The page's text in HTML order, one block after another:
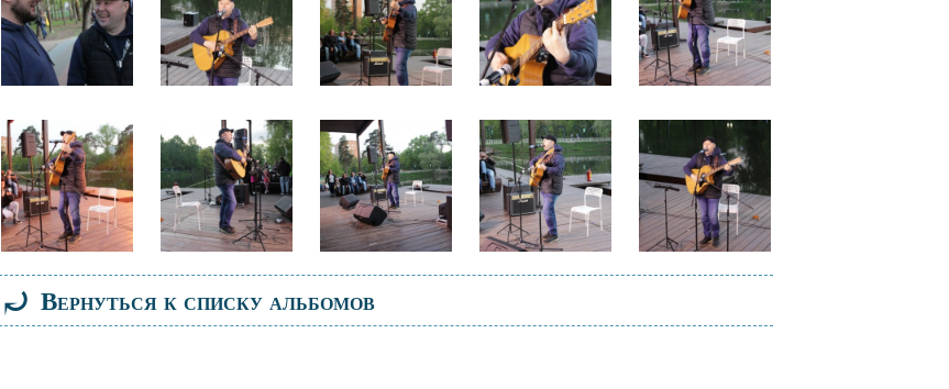
Файл
изображения
изображения
Файл
изображения
Файл
изображения
Файл
изображения
⤾ Вернуться к списку альбомов